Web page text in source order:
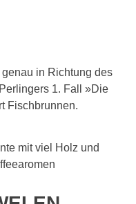
in Richtung des
1. Fall »Die
Fischbrunnen.
mit viel Holz und